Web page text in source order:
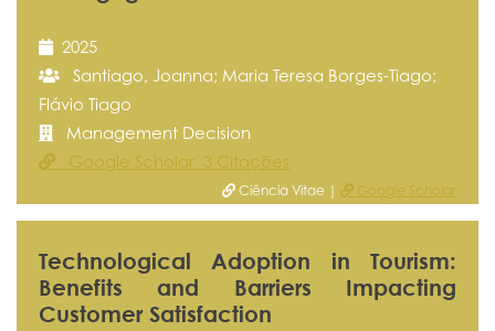
2025
Santiago, Joanna; Maria Teresa Borges-Tiago;
Flávio Tiago
Management Decision
Google Scholar 3 Citações
Ciência Vitae | Google Scholar
Technological Adoption in Tourism:
Benefits and Barriers Impacting
Customer Satisfaction